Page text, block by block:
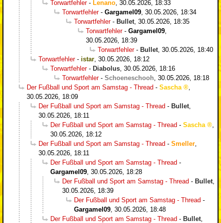
Torwartfehler- Lenano 30.05.2026, 18:33
Torwartfehler- Gargamel09 30.05.2026, 18:34
Torwartfehler- Bullet 30.05.2026, 18:35
Torwartfehler- Gargamel09
30.05.2026, 18:39
Torwartfehler- Bullet 30.05.2026, 18:40
Torwartfehler- istar 30.05.2026, 18:12
Torwartfehler- Diabolus 30.05.2026, 18:16
Torwartfehler- Schoeneschooh 30.05.2026, 18:18
Der Fußball und Sport am Samstag - Thread - Sascha
30.05.2026, 18:09
Der Fußball und Sport am Samstag - Thread - Bullet
30.05.2026, 18:11
Der Fußball und Sport am Samstag - Thread - Sascha
30.05.2026, 18:12
Der Fußball und Sport am Samstag - Thread - Smeller
30.05.2026, 18:11
Der Fußball und Sport am Samstag - Thread -
Gargamel09 30.05.2026, 18:28
Der Fußball und Sport am Samstag - Thread - Bullet
30.05.2026, 18:39
Der Fußball und Sport am Samstag - Thread -
Gargamel09 30.05.2026, 18:48
Der Fußball und Sport am Samstag - Thread - Bullet